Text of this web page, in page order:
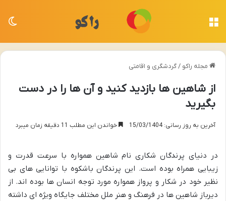
مجله راکو /گردشگری و اقامتی
از شاهین ها بازدید کنید و آن ها را در دست
بگیرید
آخرین به روز رسانی: 15/03/1404 خواندن این مطلب 11 دقیقه زمان میبرد
در دنیای پرندگان شکاری نام شاهین همواره با سرعت قدرت و
زیبایی همراه بوده است. این پرندگان باشکوه با توانایی های بی
نظیر خود در شکار و پرواز همواره مورد توجه انسان ها بوده اند. از
دیرباز شاهین ها در فرهنگ و هنر ملل مختلف جایگاه ویژه ای داشته